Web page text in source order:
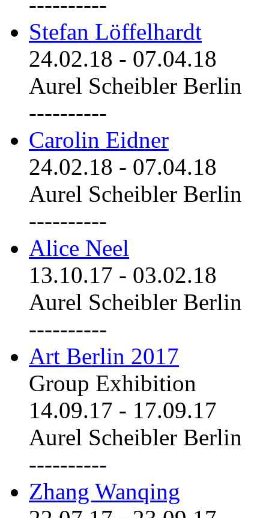
Stefan Löffelhardt
24.02.18 - 07.04.18
Aurel Scheibler Berlin
----------
Carolin Eidner
24.02.18 - 07.04.18
Aurel Scheibler Berlin
----------
Alice Neel
13.10.17 - 03.02.18
Aurel Scheibler Berlin
----------
Art Berlin 2017
Group Exhibition
14.09.17 - 17.09.17
Aurel Scheibler Berlin
----------
Zhang Wanqing